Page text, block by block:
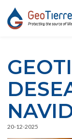
20-12-2025